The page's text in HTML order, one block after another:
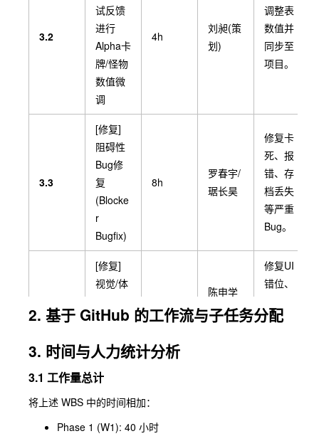
[美术/前
端] 角色
与怪物
血条、
动画调
度逻辑
整合美
术资
源，实
攻击弹
道等基
础反
馈。
3.2
试反馈
进行
Alpha卡
牌/怪物
数值微
调
4h
刘昶(策
划)
调整表
数值并
同步至
项目。
3.3
[修复]
阻碍性
Bug修
复
(Blocke
r
Bugfix)
8h
罗春宇/
琚长昊
修复卡
死、报
错、存
档丢失
等严重
Bug。
3.4
[修复]
视觉/体
修复
Bugfix)
6h
陈申学
佳/周子
强
修复UI
错位、
灵敏、
[工程]
PC端
Execut
2. 基于 GitHub 的工作流与子任务分配
3. 时间与人力统计分析
3.1 工作量总计
将上述 WBS 中的时间相加：
Phase 1 (W1): 40 小时